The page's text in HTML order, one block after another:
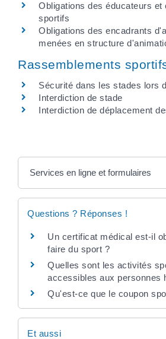
Obligations des éducateurs et
sportifs
Obligations des encadrants
menées en structure
Rassemblements
Sécurité dans les stades lors
Interdiction de stade
Interdiction de déplacement
Services en ligne et formulaires
Questions ? Réponses !
Un certificat médical est-il
faire du sport ?
Quelles sont les activités
accessibles aux personnes
Qu'est-ce que le coupon
Et aussi